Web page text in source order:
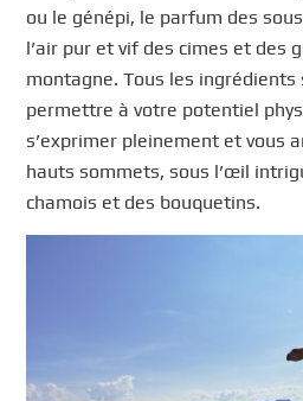
ou le génépi, le parfum des
l’air pur et vif des cimes et des
montagne. Tous les
permettre à votre potentiel
s’exprimer pleinement et vous
hauts sommets, sous l’œil
chamois et des bouquetins.